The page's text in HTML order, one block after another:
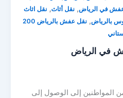
في الرياض, نقل أثاث, نقل اثاث
بالرياض,
نقل عفش بالرياض 200
في الرياض
المواطنين إلى الوصول إلى